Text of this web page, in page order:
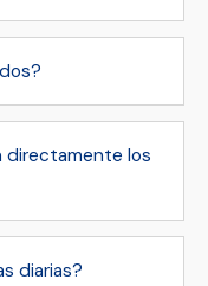
directamente los
diarias?